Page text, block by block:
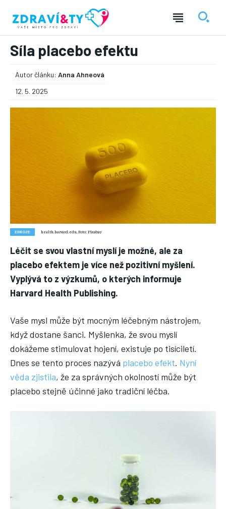
― REKLAMA ―
Nic není tak důležité, jako vaše zdraví.
Náš web nabízí komplexní informace a rady pro zdravý životní
styl, zahrnující nejnovější poznatky o různých onemocněních,
přínosné zdravotní praktiky, techniky jógy a rady pro
vyváženou stravu.
DĚTI
ONEMOCNĚNÍ
FITNESS
HUBNUTÍ
Síla placebo efektu
Autor článku: Anna Ahneová
12. 5. 2025
ZDROJE: health.harvard.edu, Foto: Pixabay
Léčit se svou vlastní myslí je možné, ale za
placebo efektem je více než pozitivní myšlení.
Vyplývá to z výzkumů, o kterých informuje
Harvard Health Publishing.
Vaše mysl může být mocným léčebným nástrojem,
když dostane šanci. Myšlenka, že svou myslí
dokážeme stimulovat hojení, existuje po tisíciletí.
Dnes se tento proces nazývá placebo efekt. Nyní
věda zjistila, že za správných okolností může být
placebo stejně účinné jako tradiční léčba.